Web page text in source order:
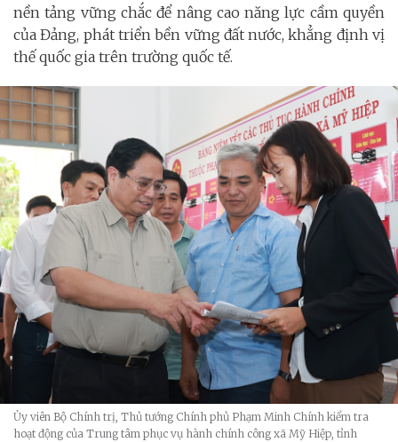
nền tảng vững chắc để nâng cao năng lực cầm quyền
của Đảng, phát triển bền vững đất nước, khẳng định vị
thế quốc gia trên trường quốc tế.
Ủy viên Bộ Chính trị, Thủ tướng Chính phủ Phạm Minh Chính kiểm tra
hoạt động của Trung tâm phục vụ hành chính công xã Mỹ Hiệp, tỉnh